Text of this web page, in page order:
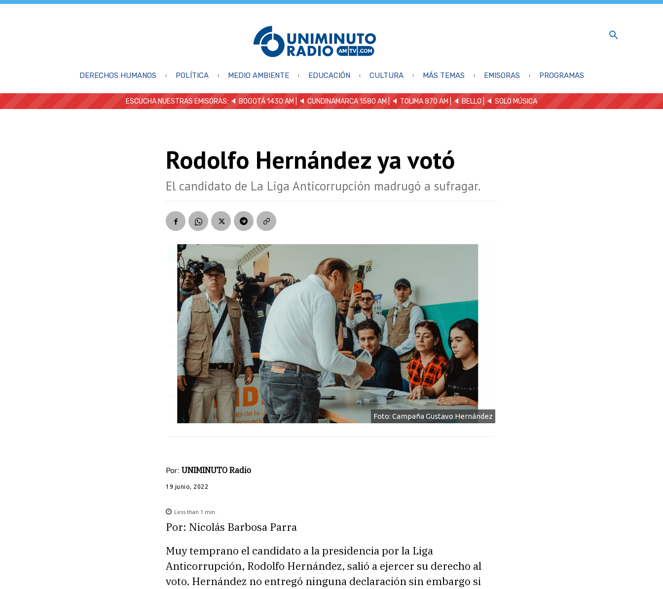
DERECHOS HUMANOS POLÍTICA MEDIO AMBIENTE EDUCACIÓN CULTURA MÁS TEMAS EMISORAS PROGRAMAS
ESCUCHA NUESTRAS EMISORAS: 🔈 BOGOTÁ 1430 AM | 🔈 CUNDINAMARCA 1580 AM | 🔈 TOLIMA 870 AM | 🔈 BELLO 🔈 SOLO MÚSICA
Rodolfo Hernández ya votó
El candidato de La Liga Anticorrupción madrugó a sufragar.
Foto: Campaña Gustavo Hernández
Por: UNIMINUTO Radio
19 junio, 2022
Less than 1 min.
Por: Nicolás Barbosa Parra
Muy temprano el candidato a la presidencia por la Liga
Anticorrupción, Rodolfo Hernández, salió a ejercer su derecho al
voto. Hernández no entregó ninguna declaración sin embargo si